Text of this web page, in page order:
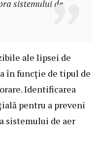
sistemului de
ale lipsei de
în funcție de tipul de
Identificarea
pentru a preveni
sistemului de aer